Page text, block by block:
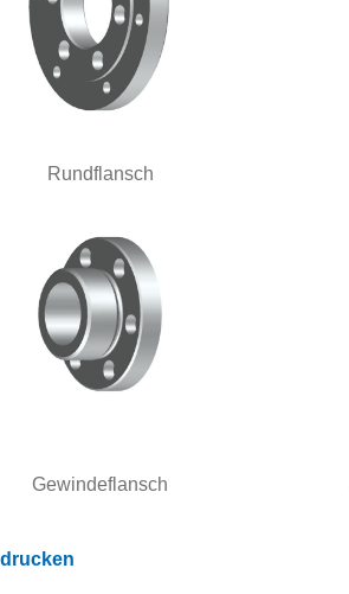
Rundflansch
Gewindeflansch